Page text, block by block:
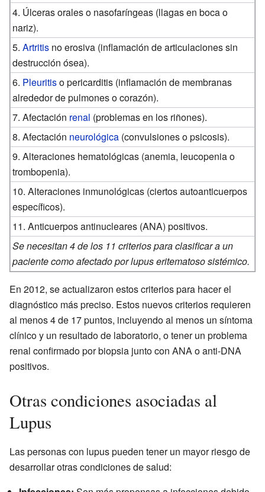
4. Úlceras orales o nasofaríngeas (llagas en boca o
nariz).
5.Artritis no erosiva (inflamación de articulaciones sin
destrucción ósea).
6. Pleuritiso pericarditis (inflamación de membranas
alrededor de pulmones o corazón).
7. Afectación renal (problemas en los riñones).
8. Afectación neurológica (convulsiones o psicosis).
9. Alteraciones hematológicas (anemia, leucopenia o
trombopenia).
10. Alteraciones inmunológicas (ciertos autoanticuerpos
específicos).
11. Anticuerpos antinucleares (ANA) positivos.
Se necesitan 4 de los 11 criterios para clasificar a un
paciente como afectado por lupus eritematoso sistémico.
En 2012, se actualizaron estos criterios para hacer el
diagnóstico más preciso. Estos nuevos criterios requieren
al menos 4 de 17 puntos, incluyendo al menos un síntoma
clínico y un resultado de laboratorio, o tener un problema
renal confirmado por biopsia junto con ANA o anti-DNA
positivos.
Otras condiciones asociadas al
Lupus
Las personas con lupus pueden tener un mayor riesgo de
desarrollar otras condiciones de salud: